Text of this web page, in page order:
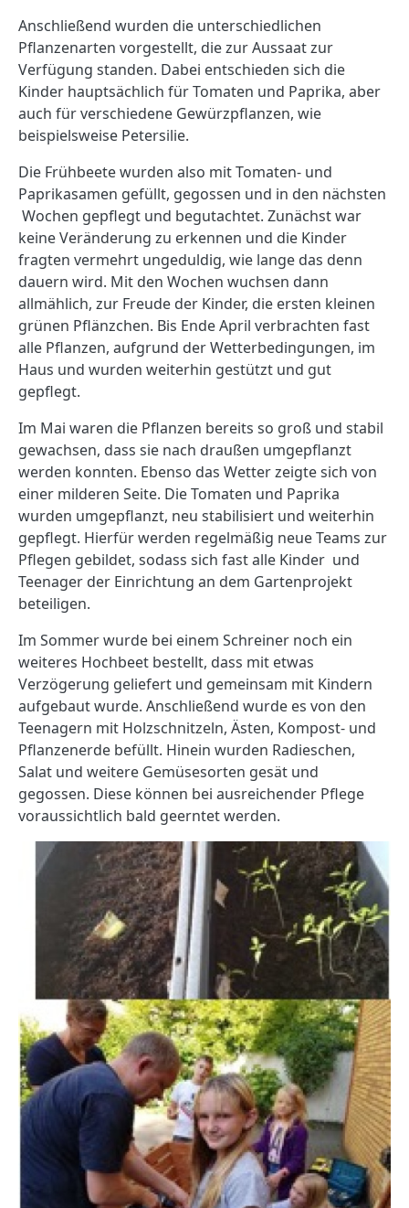
Anschließend wurden die unterschiedlichen
Pflanzenarten vorgestellt, die zur Aussaat zur
Verfügung standen. Dabei entschieden sich die
Kinder hauptsächlich für Tomaten und Paprika, aber
auch für verschiedene Gewürzpflanzen, wie
beispielsweise Petersilie.
Die Frühbeete wurden also mit Tomaten- und
Paprikasamen gefüllt, gegossen und in den nächsten
Wochen gepflegt und begutachtet. Zunächst war
keine Veränderung zu erkennen und die Kinder
fragten vermehrt ungeduldig, wie lange das denn
dauern wird. Mit den Wochen wuchsen dann
allmählich, zur Freude der Kinder, die ersten kleinen
grünen Pflänzchen. Bis Ende April verbrachten fast
alle Pflanzen, aufgrund der Wetterbedingungen, im
Haus und wurden weiterhin gestützt und gut
gepflegt.
Im Mai waren die Pflanzen bereits so groß und stabil
gewachsen, dass sie nach draußen umgepflanzt
werden konnten. Ebenso das Wetter zeigte sich von
einer milderen Seite. Die Tomaten und Paprika
wurden umgepflanzt, neu stabilisiert und weiterhin
gepflegt. Hierfür werden regelmäßig neue Teams zur
Pflegen gebildet, sodass sich fast alle Kinder und
Teenager der Einrichtung an dem Gartenprojekt
beteiligen.
Im Sommer wurde bei einem Schreiner noch ein
weiteres Hochbeet bestellt, dass mit etwas
Verzögerung geliefert und gemeinsam mit Kindern
aufgebaut wurde. Anschließend wurde es von den
Teenagern mit Holzschnitzeln, Ästen, Kompost- und
Pflanzenerde befüllt. Hinein wurden Radieschen,
Salat und weitere Gemüsesorten gesät und
gegossen. Diese können bei ausreichender Pflege
voraussichtlich bald geerntet werden.